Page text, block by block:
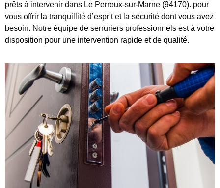
prêts à intervenir dans Le Perreux-sur-Marne (94170). pour
vous offrir la tranquillité d’esprit et la sécurité dont vous avez
besoin. Notre équipe de serruriers professionnels est à votre
disposition pour une intervention rapide et de qualité.